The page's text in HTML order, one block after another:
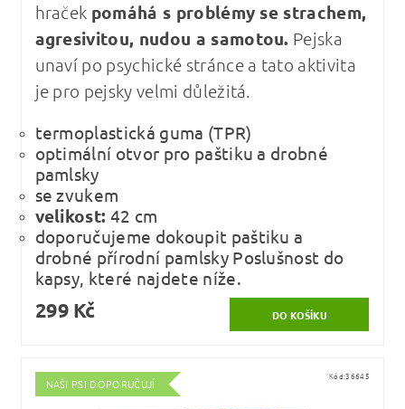
hraček pomáhá s problémy se strachem,
agresivitou, nudou a samotou. Pejska
unaví po psychické stránce a tato aktivita
je pro pejsky velmi důležitá.
termoplastická guma (TPR)
optimální otvor pro paštiku a drobné
pamlsky
se zvukem
velikost: 42 cm
doporučujeme dokoupit paštiku a
drobné přírodní pamlsky Poslušnost do
kapsy, které najdete níže.
299 Kč
NAŠI PSI DOPORUČUJÍ
Kód:36645